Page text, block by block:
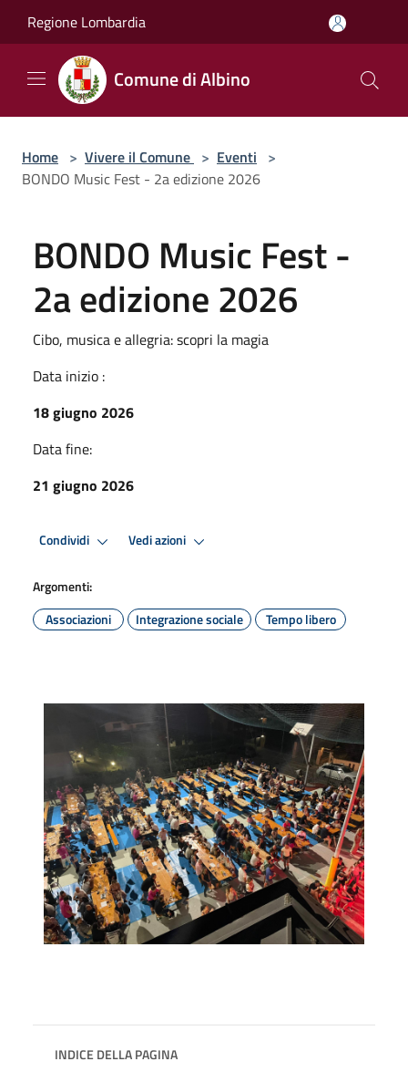
Regione Lombardia
Comune di Albino
Home > Vivere il Comune > Eventi >
BONDO Music Fest - 2a edizione 2026
BONDO Music Fest -
2a edizione 2026
Cibo, musica e allegria: scopri la magia
Data inizio :
18 giugno 2026
Data fine:
21 giugno 2026
Condividi Vedi azioni
Argomenti:
Associazioni
Integrazione sociale Tempo libero
INDICE DELLA PAGINA